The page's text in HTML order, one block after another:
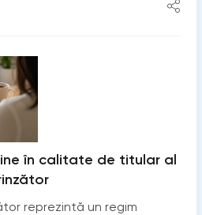
în calitate de titular al
reprezintă un regim